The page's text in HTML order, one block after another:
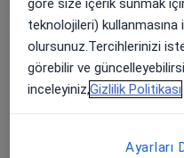
Cinsel İktidarsızlık
Cvs(Koryon Villüs
Destekli Yuvalama
göre size içerik sunmak
teknolojileri) kullanmasına
olursunuz.Tercihlerinizi
görebilir ve
inceleyiniz,Gizlilik Politikası
Ayarları